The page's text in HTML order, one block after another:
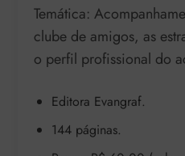
Temática:
clube de amigos, as
o perfil profissional do
Editora Evangraf.
144 páginas.